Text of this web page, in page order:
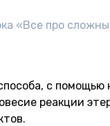
«Все про
с помощью
реакции